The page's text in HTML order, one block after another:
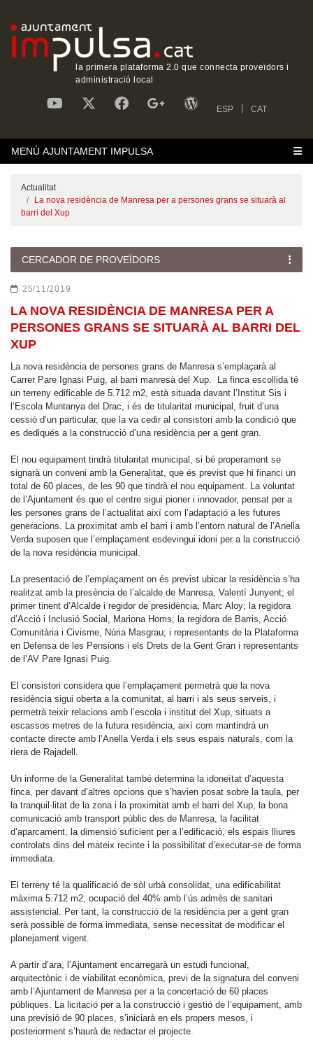
la primera plataforma 2.0 que connecta proveïdors i
administració local
ESP CAT
MENÚ AJUNTAMENT IMPULSA
Actualitat
‎La nova residència de Manresa per a persones grans se situarà al
barri del Xup
CERCADOR DE PROVEÏDORS
25/11/2019
‎LA NOVA RESIDÈNCIA DE MANRESA PER A
PERSONES GRANS SE SITUARÀ AL BARRI DEL
XUP
La nova residència de persones grans de Manresa s’emplaçarà al
Carrer Pare Ignasi Puig, al barri manresà del Xup. La finca escollida té
un terreny edificable de 5.712 m2, està situada davant l’Institut Sis i
l’Escola Muntanya del Drac, i és de titularitat municipal, fruit d’una
cessió d’un particular, que la va cedir al consistori amb la condició que
es dediqués a la construcció d’una residència per a gent gran.
El nou equipament tindrà titularitat municipal, si bé properament se
signarà un conveni amb la Generalitat, que és previst que hi financi un
total de 60 places, de les 90 que tindrà el nou equipament. La voluntat
de l’Ajuntament és que el centre sigui pioner i innovador, pensat per a
les persones grans de l’actualitat així com l’adaptació a les futures
generacions. La proximitat amb el barri i amb l’entorn natural de l’Anella
Verda suposen que l’emplaçament esdevingui idoni per a la construcció
de la nova residència municipal.
La presentació de l’emplaçament on és previst ubicar la residència s’ha
realitzat amb la presència de l’alcalde de Manresa, Valentí Junyent; el
primer tinent d’Alcalde i regidor de presidència, Marc Aloy; la regidora
d’Acció i Inclusió Social, Mariona Homs; la regidora de Barris, Acció
Comunitària i Civisme, Núria Masgrau; i representants de la Plataforma
en Defensa de les Pensions i els Drets de la Gent Gran i representants
de l’AV Pare Ignasi Puig.
El consistori considera que l’emplaçament permetrà que la nova
residència sigui oberta a la comunitat, al barri i als seus serveis, i
permetrà teixir relacions amb l’escola i institut del Xup, situats a
escassos metres de la futura residència, així com mantindrà un
contacte directe amb l’Anella Verda i els seus espais naturals, com la
riera de Rajadell.
Un informe de la Generalitat també determina la idoneïtat d’aquesta
finca, per davant d’altres opcions que s’havien posat sobre la taula, per
la tranquil·litat de la zona i la proximitat amb el barri del Xup, la bona
comunicació amb transport públic des de Manresa, la facilitat
d’aparcament, la dimensió suficient per a l’edificació, els espais lliures
controlats dins del mateix recinte i la possibilitat d’executar-se de forma
immediata.
El terreny té la qualificació de sòl urbà consolidat, una edificabilitat
màxima 5.712 m2, ocupació del 40% amb l’ús admès de sanitari
assistencial. Per tant, la construcció de la residència per a gent gran
serà possible de forma immediata, sense necessitat de modificar el
planejament vigent.
A partir d’ara, l’Ajuntament encarregarà un estudi funcional,
arquitectònic i de viabilitat econòmica, previ de la signatura del conveni
amb l’Ajuntament de Manresa per a la concertació de 60 places
públiques. La licitació per a la construcció i gestió de l’equipament, amb
una previsió de 90 places, s’iniciarà en els propers mesos, i
posteriorment s’haurà de redactar el projecte.